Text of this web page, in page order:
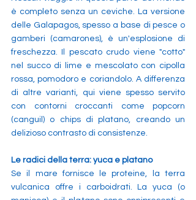
è completo senza un ceviche. La versione
delle Galapagos, spesso a base di pesce o
gamberi (camarones), è un'esplosione di
freschezza. Il pescato crudo viene "cotto"
nel succo di lime e mescolato con cipolla
rossa, pomodoro e coriandolo. A differenza
di altre varianti, qui viene spesso servito
con contorni croccanti come popcorn
(canguil) o chips di platano, creando un
delizioso contrasto di consistenze.
Le radici della terra: yuca e platano
Se il mare fornisce le proteine, la terra
vulcanica offre i carboidrati. La yuca (o